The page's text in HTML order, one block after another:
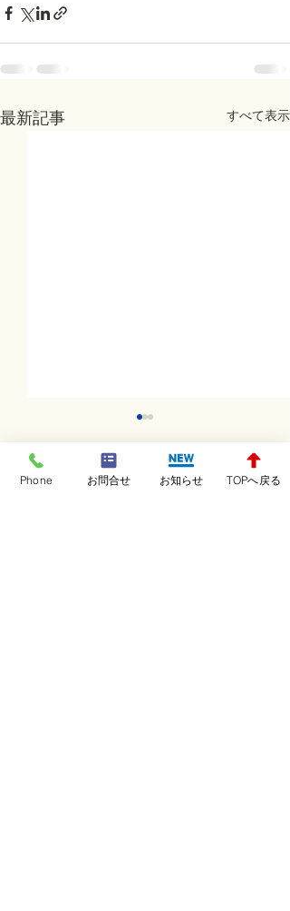
最新記事 すべて表示
Phone お問合せ お知らせ TOPへ戻る